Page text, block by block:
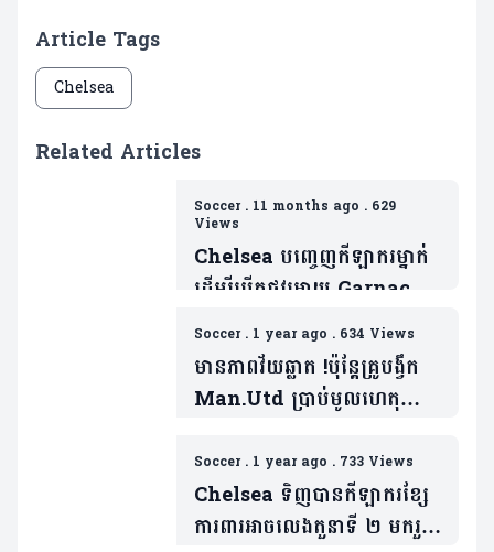
Article Tags
Chelsea
Related Articles
Soccer. 11 months ago . 629
Views
Chelsea បញ្ចេញកីឡាករម្នាក់
ដើម្បីបើកផ្លូវអោយ Garnacho
ចូលរួមជាមួយ
ពួកគេ(មាន២វីឌេអូ)
Soccer. 1 year ago . 634 Views
មានភាពវ័យឆ្លាត !ប៉ុន្តែគ្រូបង្វឹក
Man.Utd ប្រាប់មូលហេតុ
ចេញ(មាន១វីដេអូ)
Soccer. 1 year ago . 733 Views
Chelsea ទិញបានកីឡាករខ្សែ
ការពារអាចលេងតួនាទី ២ មករួម